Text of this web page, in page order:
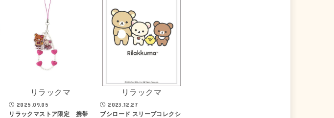
リラックマ
2025.09.05
リラックマストア限定 携帯
リラックマ
2023.12.27
ブシロード スリーブコレクシ